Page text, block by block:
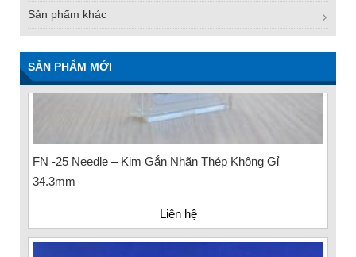
Sản phẩm khác
SẢN PHẨM MỚI
FN -25 Needle – Kim Gắn Nhãn Thép Không Gỉ
34.3mm